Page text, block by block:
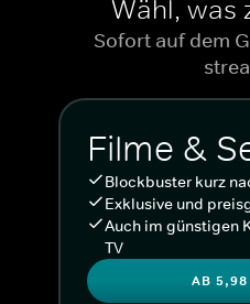
Wähl, was
Sofort auf dem
Filme &
Blockbuster kurz
Exklusive und
Auch im günstigen
TV
AB